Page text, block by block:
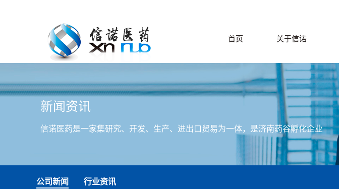
首页 关于信诺
新闻资讯
信诺医药是一家集研究、开发、生产、进出口贸易为一体，是济南药谷孵化企业
公司新闻 行业资讯